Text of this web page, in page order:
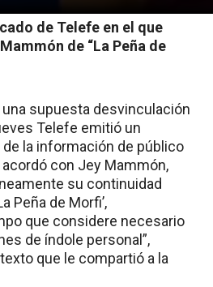
de Telefe en el que
de “La Peña de
supuesta desvinculación
Telefe emitió un
de la información de público
con Jey Mammón,
su continuidad
Peña de Morfi’,
que considere necesario
de índole personal”,
que le compartió a la